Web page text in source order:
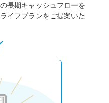
長期キャッシュフローを
イフプランをご提案いた